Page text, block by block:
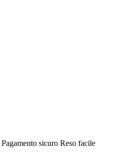
Pagamento sicuro Reso facile